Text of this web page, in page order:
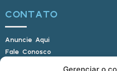
CONTATO
Anuncie Aqui
Fale Conosco